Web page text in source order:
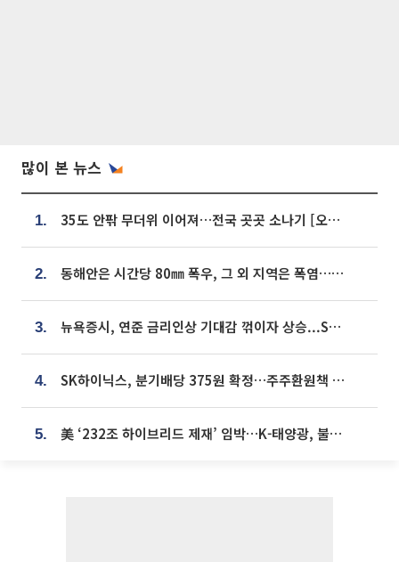
많이 본 뉴스
1. 35도 안팎 무더위 이어져…전국 곳곳 소나기 [오늘 날씨]
2. 동해안은 시간당 80㎜ 폭우, 그 외 지역은 폭염…‘극과 극 날씨’
3. 뉴욕증시, 연준 금리인상 기대감 꺾이자 상승...S&P500 사상 최고치 [종합]
4. SK하이닉스, 분기배당 375원 확정…주주환원책 9월로 앞당겨 발표
5. 美 ‘232조 하이브리드 제재’ 임박…K-태양광, 불확실성 털고 날개 다나